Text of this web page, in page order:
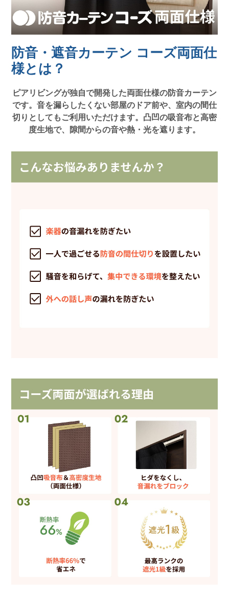
防音・遮音カーテン コーズ両面仕
様とは？
ピアリビングが独自で開発した両面仕様の防音カーテン
です。音を漏らしたくない部屋のドア前や、室内の間仕
切りとしてもご利用いただけます。凸凹の吸音布と高密
度生地で、隙間からの音や熱・光を遮ります。